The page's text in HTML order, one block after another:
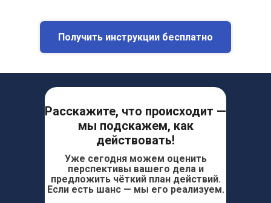
Получить инструкции бесплатно
Расскажите, что происходит —
мы подскажем, как
действовать!
Уже сегодня можем оценить
перспективы вашего дела и
предложить чёткий план действий.
Если есть шанс — мы его реализуем.